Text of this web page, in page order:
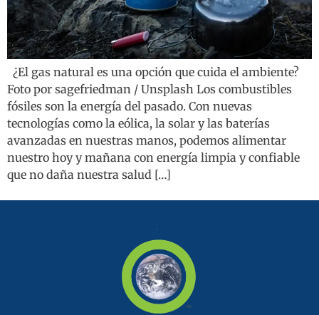
¿El gas natural es una opción que cuida el ambiente?
Foto por sagefriedman / Unsplash Los combustibles
fósiles son la energía del pasado. Con nuevas
tecnologías como la eólica, la solar y las baterías
avanzadas en nuestras manos, podemos alimentar
nuestro hoy y mañana con energía limpia y confiable
que no daña nuestra salud […]